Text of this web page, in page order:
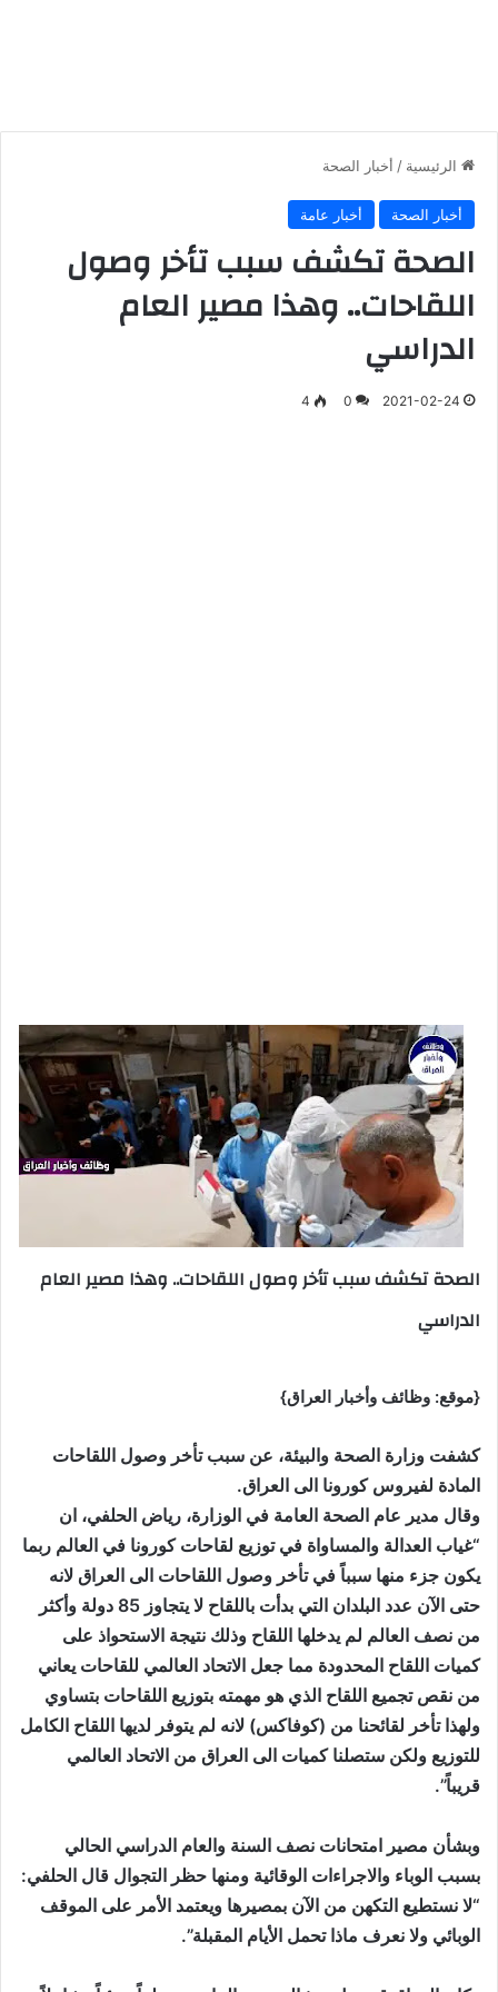
الرئيسية / أخبار الصحة
أخبار الصحة أخبار عامة
الصحة تكشف سبب تأخر وصول
اللقاحات.. وهذا مصير العام
الدراسي
2021-02-24
0
4
الصحة تكشف سبب تأخر وصول اللقاحات.. وهذا مصير العام
الدراسي
{موقع: وظائف وأخبار العراق}
كشفت وزارة الصحة والبيئة، عن سبب تأخر وصول اللقاحات
المادة لفيروس كورونا الى العراق.
وقال مدير عام الصحة العامة في الوزارة، رياض الحلفي، ان
“غياب العدالة والمساواة في توزيع لقاحات كورونا في العالم ربما
يكون جزء منها سبباً في تأخر وصول اللقاحات الى العراق لانه
حتى الآن عدد البلدان التي بدأت باللقاح لا يتجاوز 85 دولة وأكثر
من نصف العالم لم يدخلها اللقاح وذلك نتيجة الاستحواذ على
كميات اللقاح المحدودة مما جعل الاتحاد العالمي للقاحات يعاني
من نقص تجميع اللقاح الذي هو مهمته بتوزيع اللقاحات بتساوي
ولهذا تأخر لقائحنا من (كوفاكس) لانه لم يتوفر لديها اللقاح الكامل
للتوزيع ولكن ستصلنا كميات الى العراق من الاتحاد العالمي
قريباً”.
وبشأن مصير امتحانات نصف السنة والعام الدراسي الحالي
بسبب الوباء والاجراءات الوقائية ومنها حظر التجوال قال الحلفي:
“لا نستطيع التكهن من الآن بمصيرها ويعتمد الأمر على الموقف
الوبائي ولا نعرف ماذا تحمل الأيام المقبلة”.